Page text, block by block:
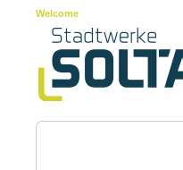
Welcome